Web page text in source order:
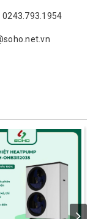
0243.793.1954